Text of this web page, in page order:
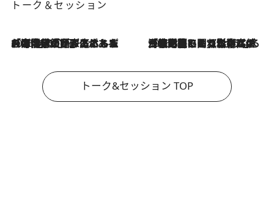
トーク＆セッション
2026.8.3
「今後値上げがあるとすれば…」「リスクがあるのは今年の冬」エネルギー専門家が語る、ホルムズ海峡封鎖が家庭にもたらす“ある心配” 2026.8.3
「住宅建てられない…」「サーチャージ料の高値が続いている」ホルムズ海峡封鎖による影響はいつまで続く？《エネルギー専門家に聞く“どうなる日本の暮らし”》
トーク&セッション TOP